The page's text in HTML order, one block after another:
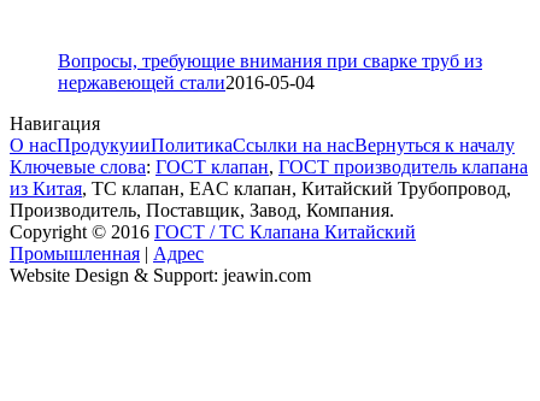
Вопросы, требующие внимания при сварке труб из
нержавеющей стали2016-05-04
Навигация
О насПродукуииПолитикаСсылки на насВернуться к началу
Ключевые слова: ГОСТ клапан, ГОСТ производитель клапана
из Китая, ТС клапан, EAC клапан, Китайский Трубопровод,
Производитель, Поставщик, Завод, Компания.
Copyright © 2016 ГОСТ / ТС Клапана Китайский
Промышленная | Адрес
Website Design & Support: jeawin.com